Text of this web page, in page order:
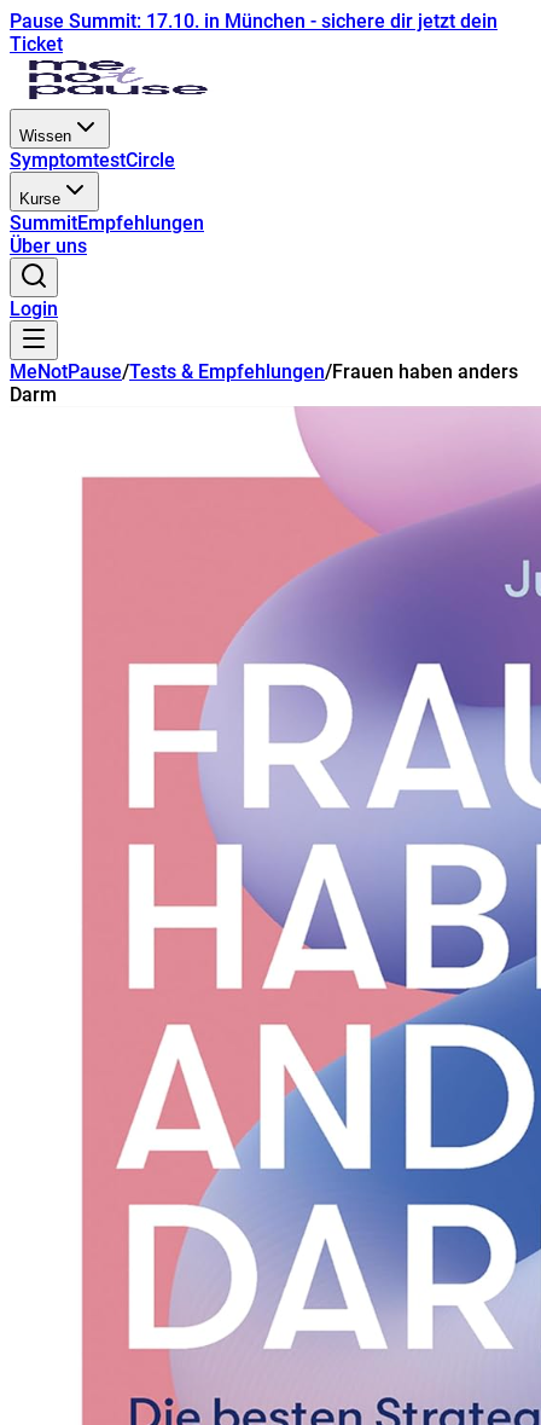
Pause Summit: 17.10. in München - sichere dir jetzt dein
Ticket
Wissen
SymptomtestCircle
Kurse
SummitEmpfehlungen
Über uns
Login
MeNotPause/Tests & Empfehlungen/Frauen haben anders
Darm